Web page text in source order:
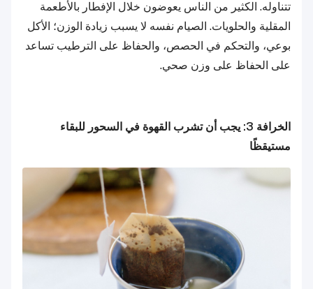
تتناوله. الكثير من الناس يعوضون خلال الإفطار بالأطعمة
المقلية والحلويات. الصيام نفسه لا يسبب زيادة الوزن؛ الأكل
بوعي، والتحكم في الحصص، والحفاظ على الترطيب تساعد
على الحفاظ على وزن صحي.
الخرافة 3: يجب أن تشرب القهوة في السحور للبقاء
مستيقظًا